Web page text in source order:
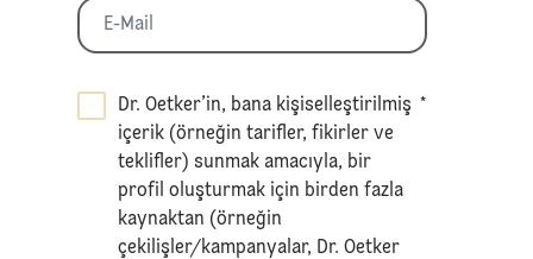
Dr. Oetker’in, bana kişiselleştirilmiş
içerik (örneğin tarifler, fikirler ve
teklifler) sunmak amacıyla, bir
profil oluşturmak için birden fazla
kaynaktan (örneğin
çekilişler/kampanyalar, Dr. Oetker
*